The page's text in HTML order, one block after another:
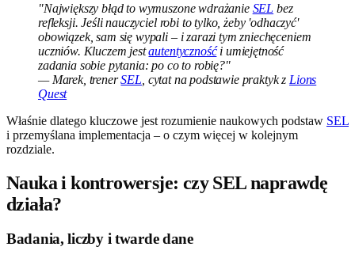
"Największy błąd to wymuszone wdrażanie SEL bez
refleksji. Jeśli nauczyciel robi to tylko, żeby 'odhaczyć'
obowiązek, sam się wypali – i zarazi tym zniechęceniem
uczniów. Kluczem jestautentycznośći umiejętność
zadania sobie pytania: po co to robię?"
— Marek, trenerSEL , cytat na podstawie praktyk z Lions
Quest
Właśnie dlatego kluczowe jest rozumienie naukowych podstaw SEL
i przemyślana implementacja – o czym więcej w kolejnym
rozdziale.
Nauka i kontrowersje: czy SEL naprawdę
działa?
Badania, liczby i twarde dane